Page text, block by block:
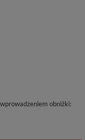
obniżki: